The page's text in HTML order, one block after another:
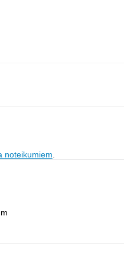
noteikumiem